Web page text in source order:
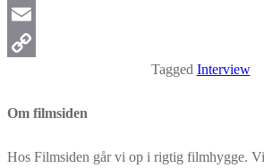
Twitter
Email
Tagged Interview
Om filmsiden
Hos Filmsiden går vi op i rigtig filmhygge.